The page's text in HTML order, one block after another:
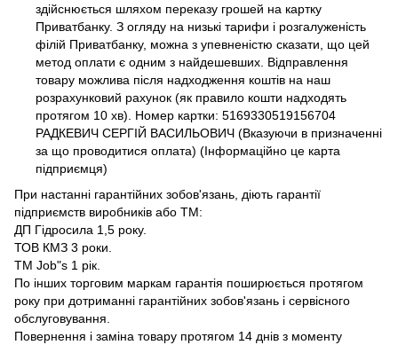
здійснюється шляхом переказу грошей на картку
Приватбанку. З огляду на низькі тарифи і розгалуженість
філій Приватбанку, можна з упевненістю сказати, що цей
метод оплати є одним з найдешевших. Відправлення
товару можлива після надходження коштів на наш
розрахунковий рахунок (як правило кошти надходять
протягом 10 хв). Номер картки: 5169330519156704
РАДКЕВИЧ СЕРГІЙ ВАСИЛЬОВИЧ (Вказуючи в призначенні
за що проводитися оплата) (Інформаційно це карта
підприємця)
При настанні гарантійних зобов'язань, діють гарантії
підприємств виробників або ТМ:
ДП Гідросила 1,5 року.
ТОВ КМЗ 3 роки.
ТМ Job"s 1 рік.
По інших торговим маркам гарантія поширюється протягом
року при дотриманні гарантійних зобов'язань і сервісного
обслуговування.
Повернення і заміна товару протягом 14 днів з моменту